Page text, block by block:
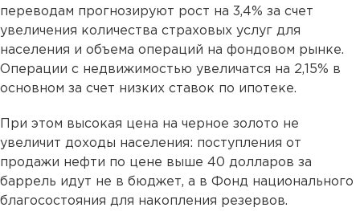
переводам прогнозируют рост на 3,4% за счет
увеличения количества страховых услуг для
населения и объема операций на фондовом рынке.
Операции с недвижимостью увеличатся на 2,15% в
основном за счет низких ставок по ипотеке.
При этом высокая цена на черное золото не
увеличит доходы населения: поступления от
продажи нефти по цене выше 40 долларов за
баррель идут не в бюджет, а в Фонд национального
благосостояния для накопления резервов.